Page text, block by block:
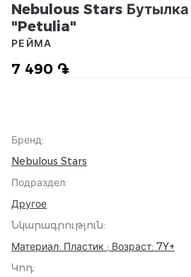
Nebulous Stars
"Petulia"
7 490 ֏
РЕЙМА
Бренд:
Nebulous Stars
Подраздел:
Другое
Նկարագրություն:
Материал: Пластик ; Возраст: 7Y+
Կոդ: